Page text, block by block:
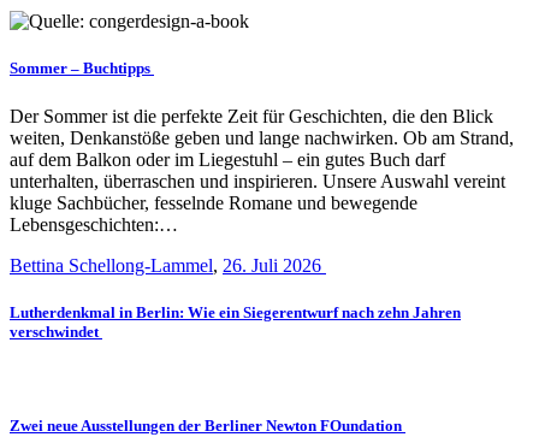
Sommer – Buchtipps
Der Sommer ist die perfekte Zeit für Geschichten, die den Blick
weiten, Denkanstöße geben und lange nachwirken. Ob am Strand,
auf dem Balkon oder im Liegestuhl – ein gutes Buch darf
unterhalten, überraschen und inspirieren. Unsere Auswahl vereint
kluge Sachbücher, fesselnde Romane und bewegende
Lebensgeschichten:…
Bettina Schellong-Lammel, 26. Juli 2026
Lutherdenkmal in Berlin: Wie ein Siegerentwurf nach zehn Jahren
verschwindet
Zwei neue Ausstellungen der Berliner Newton FOundation